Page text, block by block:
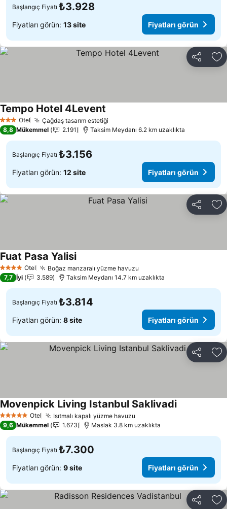
Başlangıç Fiyatı ₺3.928
Fiyatları görün: 13 site Fiyatları görün
Paylaş
3 YıldızOtel Çağdaş tasarım estetiği
Tempo Hotel 4Levent
8,8 Mükemmel 2.191 Taksim Meydanı 6.2 km uzaklıkta
Başlangıç Fiyatı ₺3.156
Fiyatları görün: 12 site Fiyatları görün
Paylaş
4 Yıldız Otel Boğaz manzaralı yüzme havuzu
Fuat Pasa YalisiFiyatları görün
7,7 İyi 3.589 Taksim Meydanı 14.7 km uzaklıkta
Başlangıç Fiyatı ₺3.814
Fiyatları görün: 8 site Fiyatları görün
Paylaş
5 Yıldız Otel Isıtmalı kapalı yüzme havuzu
Movenpick Living Istanbul SaklivadiFiyatları
9,6 Mükemmel 1.673 Maslak 3.8 km uzaklıkta
Başlangıç Fiyatı ₺7.300
Fiyatları görün: 9 site Fiyatları görün
Paylaş